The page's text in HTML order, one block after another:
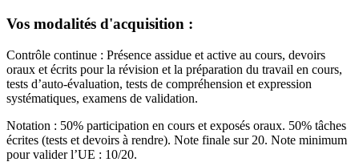
Vos modalités d'acquisition :
Contrôle continue : Présence assidue et active au cours, devoirs
oraux et écrits pour la révision et la préparation du travail en cours,
tests d’auto-évaluation, tests de compréhension et expression
systématiques, examens de validation.
Notation : 50% participation en cours et exposés oraux. 50% tâches
écrites (tests et devoirs à rendre). Note finale sur 20. Note minimum
pour valider l’UE : 10/20.